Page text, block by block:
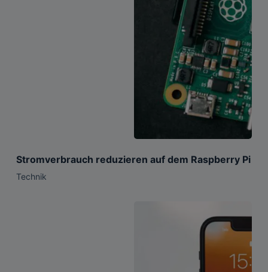
Stromverbrauch reduzieren auf dem Raspberry Pi
Technik